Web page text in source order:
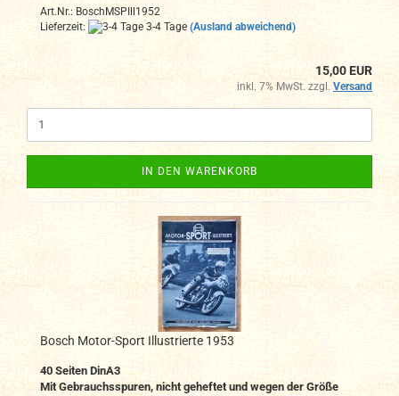
Art.Nr.: BoschMSPIll1952
Lieferzeit:
3-4 Tage (Ausland abweichend)
15,00 EUR
inkl. 7% MwSt. zzgl. Versand
IN DEN WARENKORB
Bosch Motor-Sport Illustrierte 1953
40 Seiten DinA3
Mit Gebrauchsspuren, nicht geheftet und wegen der Größe